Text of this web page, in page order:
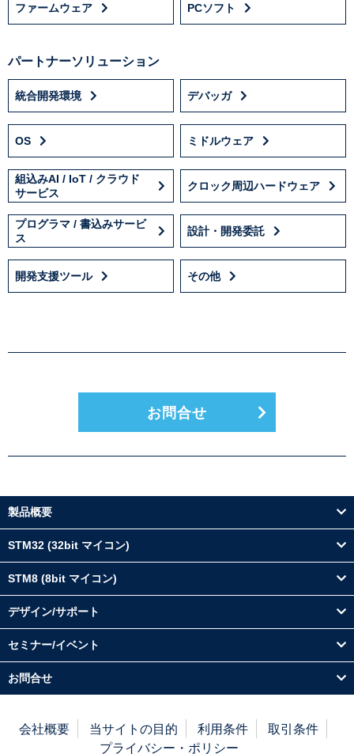
ファームウェア PCソフト
パートナーソリューション
統合開発環境 デバッガ
OS ミドルウェア
組込みAI / IoT / クラウド
サービス
クロック周辺ハードウェア
プログラマ / 書込みサービ
ス
設計・開発委託
開発支援ツール その他
お問合せ
製品概要
STM32 (32bit マイコン)
STM8 (8bit マイコン)
デザイン/サポート
セミナー/イベント
お問合せ
会社概要 当サイトの目的 利用条件
取引条件
プライバシー・ポリシー